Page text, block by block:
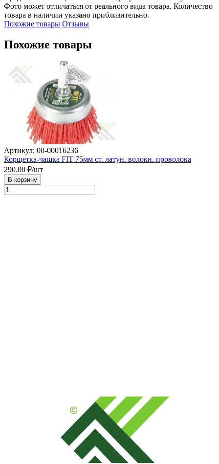
Фото может отличаться от реального вида товара. Количество
товара в наличии указано приблизительно.
Похожие товары Отзывы
Похожие товары
Артикул: 00-00016236
Корщетка-чашка FIT 75мм ст. латун. волокн. проволока
290.00 ₽/шт
В корзину